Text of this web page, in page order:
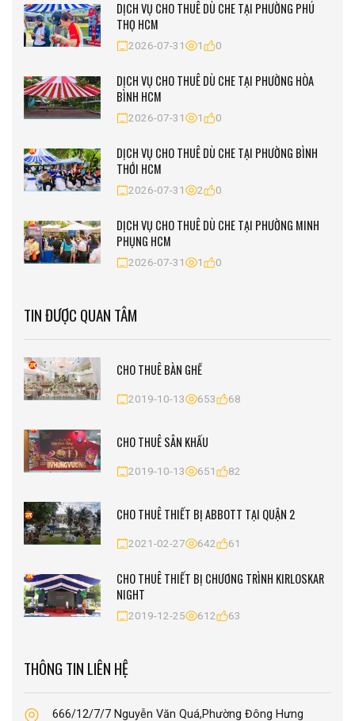
DỊCH VỤ CHO THUÊ DÙ CHE TẠI PHƯỜNG PHÚ
THỌ HCM
2026-07-31 1 0
DỊCH VỤ CHO THUÊ DÙ CHE TẠI PHƯỜNG HÒA
BÌNH HCM
2026-07-31 1 0
DỊCH VỤ CHO THUÊ DÙ CHE TẠI PHƯỜNG BÌNH
THỚI HCM
2026-07-31 2 0
DỊCH VỤ CHO THUÊ DÙ CHE TẠI PHƯỜNG MINH
PHỤNG HCM
2026-07-31 1 0
TIN ĐƯỢC QUAN TÂM
CHO THUÊ BÀN GHẾ
2019-10-13 653 68
CHO THUÊ SÂN KHẤU
2019-10-13 651 82
CHO THUÊ THIẾT BỊ ABBOTT TẠI QUẬN 2
2021-02-27 642 61
CHO THUÊ THIẾT BỊ CHƯƠNG TRÌNH KIRLOSKAR
NIGHT
2019-12-25 612 63
THÔNG TIN LIÊN HỆ
666/12/7/7 Nguyễn Văn Quá,Phường Đông Hưng